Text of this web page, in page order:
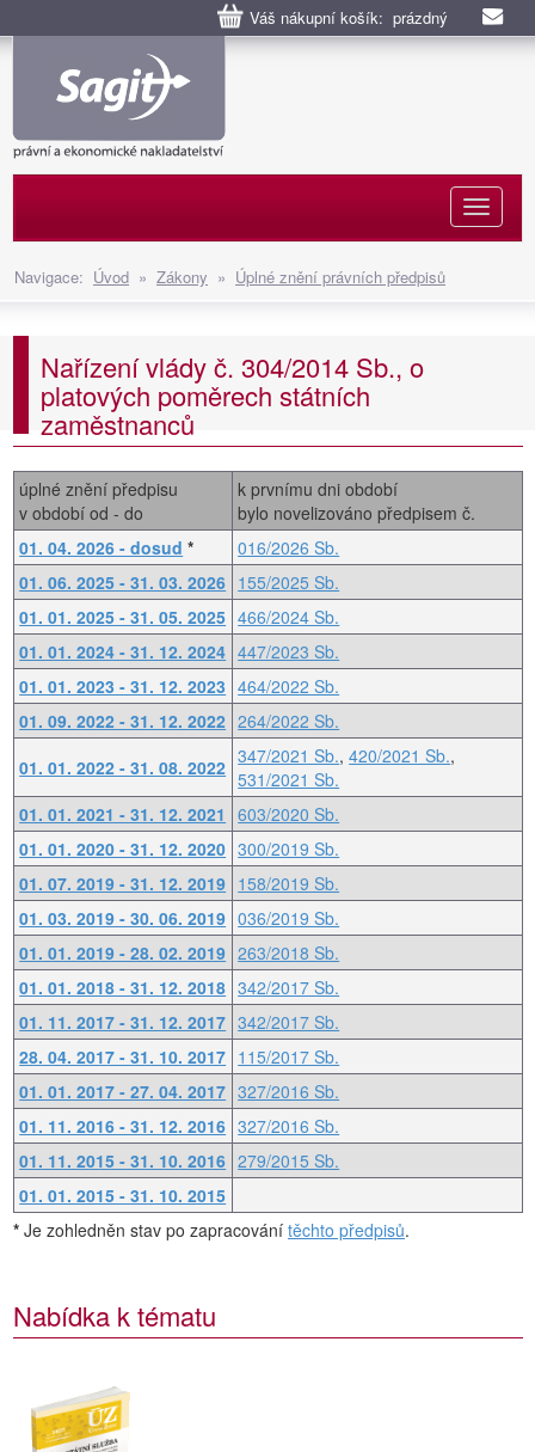
Váš nákupní košík: prázdný
Navigace: Úvod » Zákony » Úplné znění právních předpisů
Nařízení vlády č. 304/2014 Sb., o
platových poměrech státních
zaměstnanců
úplné znění předpisu
v období od - do
k prvnímu dni období
bylo novelizováno předpisem č.
01. 04. 2026 - dosud *
016/2026 Sb.
01. 06. 2025 - 31. 03. 2026 155/2025 Sb.
01. 01. 2025 - 31. 05. 2025 466/2024 Sb.
01. 01. 2024 - 31. 12. 2024 447/2023 Sb.
01. 01. 2023 - 31. 12. 2023 464/2022 Sb.
01. 09. 2022 - 31. 12. 2022 264/2022 Sb.
01. 01. 2022 - 31. 08. 2022 347/2021 Sb.,420/2021 Sb.,
531/2021 Sb.
01. 01. 2021 - 31. 12. 2021
603/2020 Sb.
01. 01. 2020 - 31. 12. 2020 300/2019 Sb.
01. 07. 2019 - 31. 12. 2019 158/2019 Sb.
01. 03. 2019 - 30. 06. 2019 036/2019 Sb.
01. 01. 2019 - 28. 02. 2019 263/2018 Sb.
01. 01. 2018 - 31. 12. 2018 342/2017 Sb.
01. 11. 2017 - 31. 12. 2017 342/2017 Sb.
28. 04. 2017 - 31. 10. 2017 115/2017 Sb.
01. 01. 2017 - 27. 04. 2017 327/2016 Sb.
01. 11. 2016 - 31. 12. 2016 327/2016 Sb.
01. 11. 2015 - 31. 10. 2016 279/2015 Sb.
01. 01. 2015 - 31. 10. 2015
* Je zohledněn stav po zapracování těchto předpisů.
Nabídka k tématu